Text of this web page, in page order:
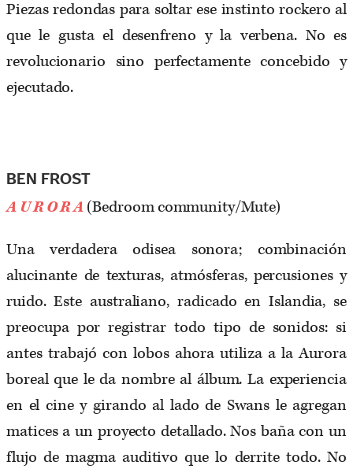
Piezas redondas para soltar ese instinto rockero al
que le gusta el desenfreno y la verbena. No es
revolucionario sino perfectamente concebido y
ejecutado.
BEN FROST
A U R O R A(Bedroom community/Mute)
Una verdadera odisea sonora; combinación
alucinante de texturas, atmósferas, percusiones y
ruido. Este australiano, radicado en Islandia, se
preocupa por registrar todo tipo de sonidos: si
antes trabajó con lobos ahora utiliza a la Aurora
boreal que le da nombre al álbum. La experiencia
en el cine y girando al lado de Swans le agregan
matices a un proyecto detallado. Nos baña con un
flujo de magma auditivo que lo derrite todo. No